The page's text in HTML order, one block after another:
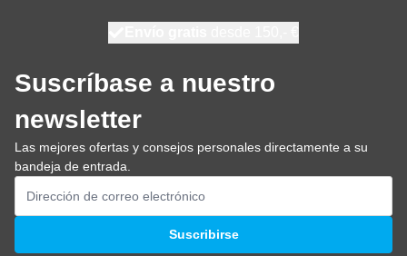
Suscríbase a nuestro
newsletter
Las mejores ofertas y consejos personales directamente a su
bandeja de entrada.
Dirección de email
Suscribirse